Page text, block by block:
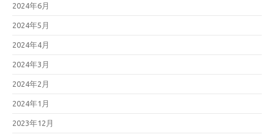
2024年6月
2024年5月
2024年4月
2024年3月
2024年2月
2024年1月
2023年12月